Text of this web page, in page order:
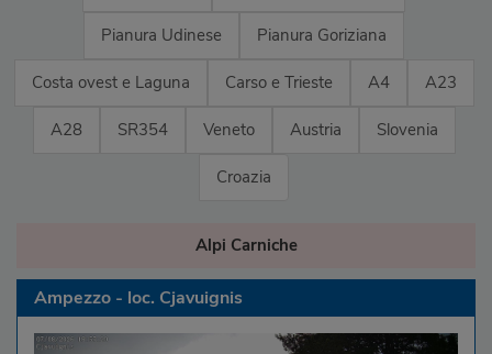
Pianura Udinese Pianura Goriziana
Costa ovest e Laguna Carso e Trieste A4 A23
A28 SR354 Veneto Austria Slovenia
Croazia
Alpi Carniche
Ampezzo - loc. Cjavuignis